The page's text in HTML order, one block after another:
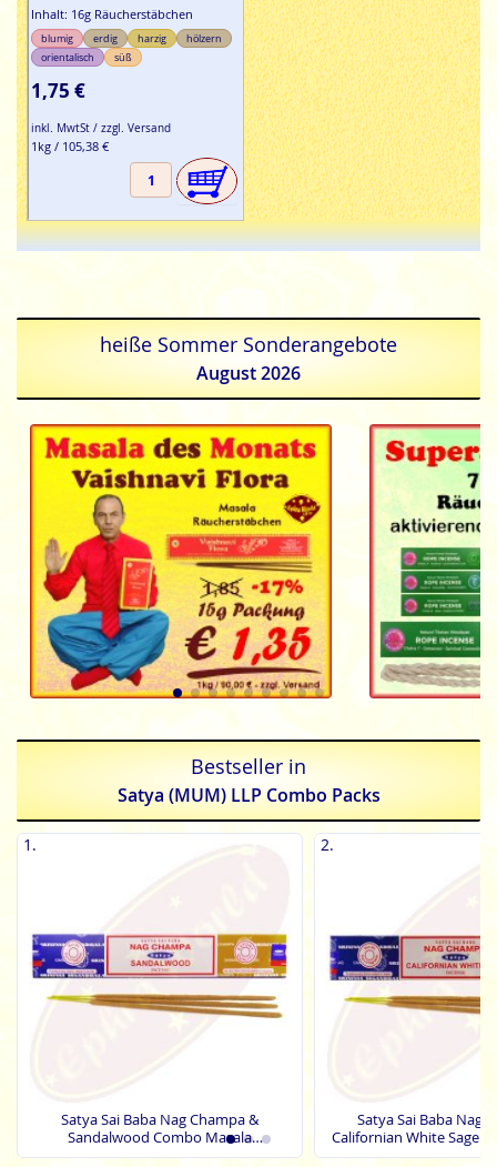
Inhalt: 16g Räucherstäbchen
blumig erdig harzig
hölzern
orientalisch
süß
1,75 €
inkl. MwtSt / zzgl. Versand
1kg / 105,38 €
heiße Sommer Sonderangebote
August 2026
Bestseller in
Satya (MUM) LLP Combo Packs
1.
Satya Sai Baba Nag Champa &
Sandalwood Combo Masala
Räucherstäbchen (MUM) LLP
2.
Satya Sai Baba Nag
Californian White Sage
Räucherstäbchen